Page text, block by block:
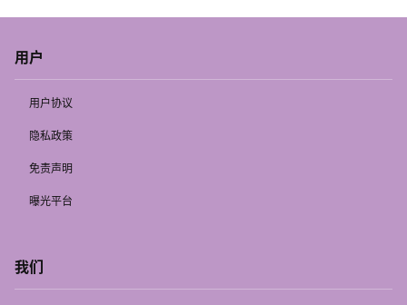
用户
用户协议
隐私政策
免责声明
曝光平台
我们